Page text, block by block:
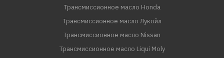
Трансмиссионное масло Honda
Трансмиссионное масло Лукойл
Трансмиссионное масло Nissan
Трансмиссионное масло Liqui Moly